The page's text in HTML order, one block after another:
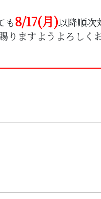
も8/17(月)以降順次
りますようよろしく